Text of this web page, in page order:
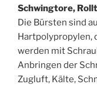
Schwingtore,
Die Bürsten sind
Hartpolypropylen,
werden mit
Anbringen der
Zugluft, Kälte,